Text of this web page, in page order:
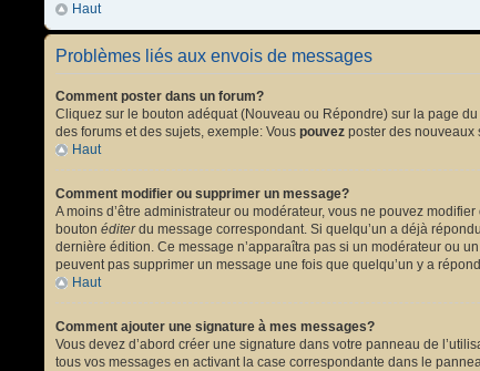
Haut
Problèmes liés aux envois de messages
Comment poster dans un forum?
Cliquez sur le bouton adéquat (Nouveau ou Répondre) sur la page
des forums et des sujets, exemple: Vous pouvez poster des nouveaux
Haut
Comment modifier ou supprimer un message?
A moins d’être administrateur ou modérateur, vous ne pouvez
bouton éditerdu message correspondant. Si quelqu’un a déjà
dernière édition. Ce message n’apparaîtra pas si un modérateur ou
peuvent pas supprimer un message une fois que quelqu’un y a
Haut
Comment ajouter une signature à mes messages?
Vous devez d’abord créer une signature dans votre panneau de
tous vos messages en activant la case correspondante dans le